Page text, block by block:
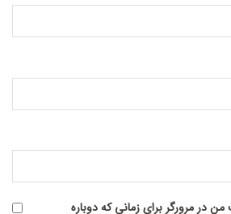
در مرورگر برای زمانی که دوباره